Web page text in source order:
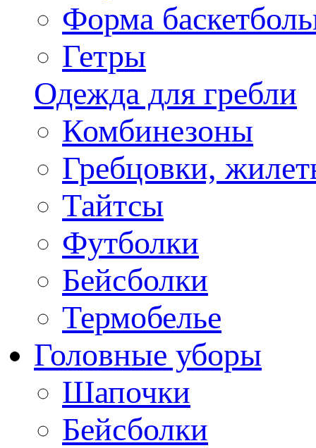
Форма
Гетры
Одежда для гребли
Комбинезоны
Гребцовки,
Тайтсы
Футболки
Бейсболки
Термобелье
Головные уборы
Шапочки
Бейсболки